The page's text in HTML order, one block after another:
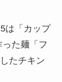
は「カップ
た麺「フ
たチキン